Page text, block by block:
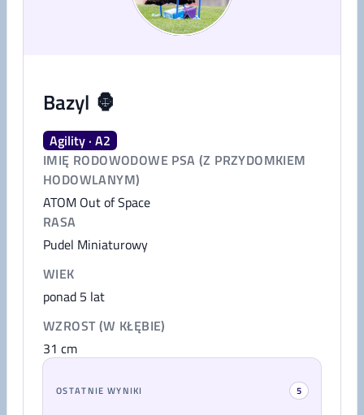
Bazyl 🦍
Agility · A2
IMIĘ RODOWODOWE PSA (Z PRZYDOMKIEM
HODOWLANYM)
ATOM Out of Space
RASA
Pudel Miniaturowy
WIEK
ponad 5 lat
WZROST (W KŁĘBIE)
31 cm
OSTATNIE WYNIKI 5